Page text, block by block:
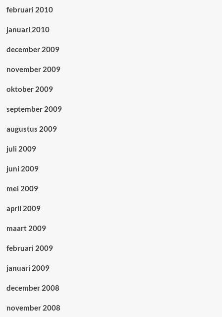
februari 2010
januari 2010
december 2009
november 2009
oktober 2009
september 2009
augustus 2009
juli 2009
juni 2009
mei 2009
april 2009
maart 2009
februari 2009
januari 2009
december 2008
november 2008